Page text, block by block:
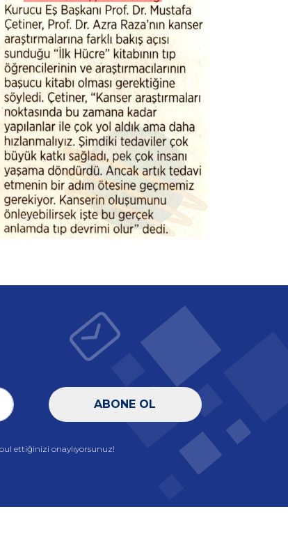
ABONE OL
ettiğinizi onaylıyorsunuz!